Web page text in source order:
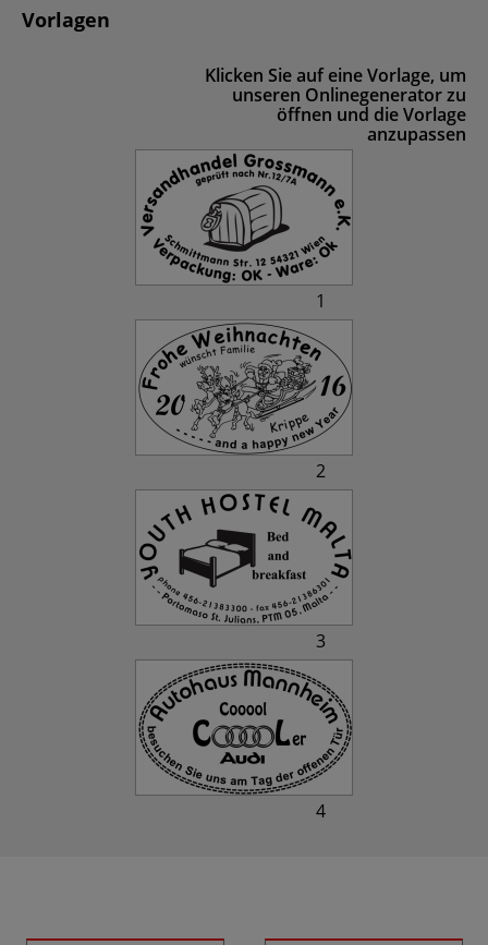
Vorlagen
Klicken Sie auf eine Vorlage, um
unseren Onlinegenerator zu
öffnen und die Vorlage
anzupassen
1
2
3
4